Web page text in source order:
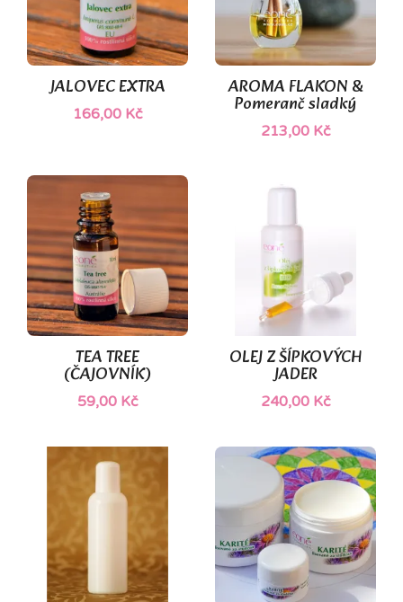
JALOVEC EXTRA
166,00 Kč
AROMA FLAKON &
Pomeranč sladký
213,00 Kč
TEA TREE
(ČAJOVNÍK)
59,00 Kč
OLEJ Z ŠÍPKOVÝCH
JADER
240,00 Kč